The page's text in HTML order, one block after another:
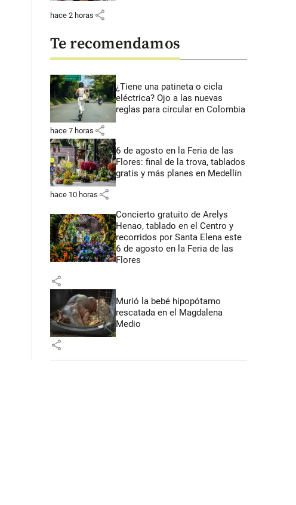
hace 2 horas share
Te recomendamos
¿Tiene una patineta o cicla
eléctrica? Ojo a las nuevas
reglas para circular en Colombia
hace 7 horas share
6 de agosto en la Feria de las
Flores: final de la trova, tablados
gratis y más planes en Medellín
hace 10 horas share
Concierto gratuito de Arelys
Henao, tablado en el Centro y
recorridos por Santa Elena este
6 de agosto en la Feria de las
Flores
share
Murió la bebé hipopótamo
rescatada en el Magdalena
Medio
share